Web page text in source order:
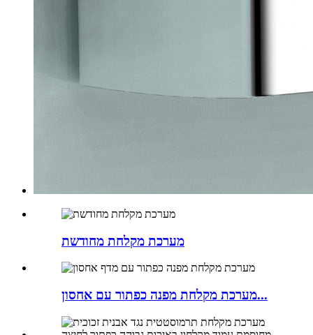
מערכת מקלחת מחודשת
מערכת מקלחת מפנה כפתור עם אחסון...